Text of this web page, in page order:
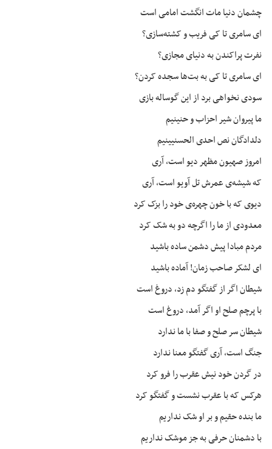
چشمان دنیا مات انگشت امامی است
ایسامری تا کی فریب و کشته‌سازی؟
نفرت پراکندن به دنیای مجازی؟
ایسامری تا کی به بت‌ها سجده کردن؟
سودی نخواهی برد از این گوساله بازی
ما پیروان شیر احزاب وحنینیم
دلدادگان نص احدیالحسنیینیم
امروزصهیونمظهر دیو است، آری
که شیشه‌ی عمرشتلآویواست، آری
دیویکه با خون چهره‌ی خود رابزککرد
معدودی از ما را اگرچه دو به شک کرد
مردم مبادا پیش دشمن ساده باشید
ایلشکر صاحب زمان! آماده باشید
شیطان اگر از گفتگو دم زد، دروغ است
با پرچم صلح او اگر آمد، دروغ است
شیطان سر صلح و صفا با ما ندارد
جنگ است، آری گفتگو معنا ندارد
در گردن خود نیش عقرب را فرو کرد
هرکس که با عقرب نشست و گفتگو کرد
ما بندهحقیمو بر او شک نداریم
با دشمنان حرفی به جز موشک نداریم